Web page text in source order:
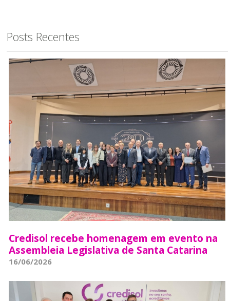
Posts Recentes
Credisol recebe homenagem em evento na
Assembleia Legislativa de Santa Catarina
16/06/2026